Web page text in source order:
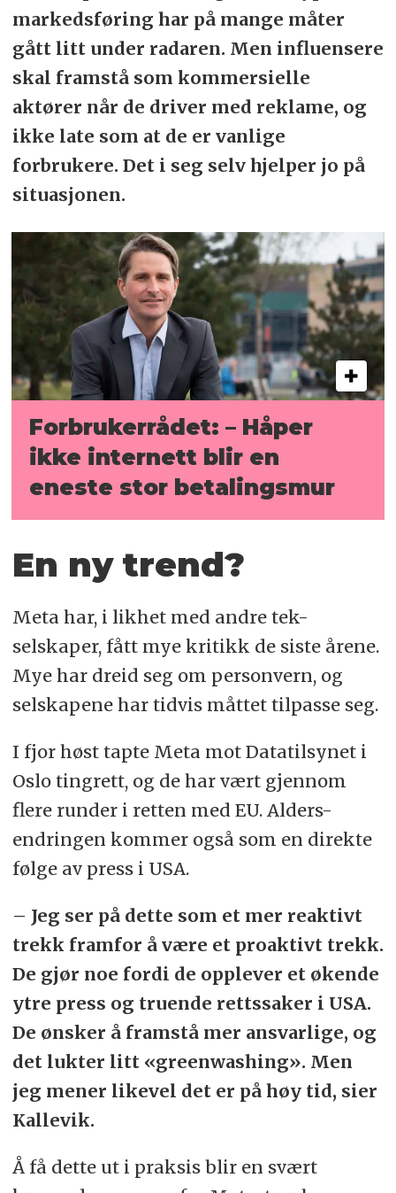
markedsføring har på mange måter
gått litt under radaren. Men influensere
skal framstå som kommersielle
aktører når de driver med reklame, og
ikke late som at de er vanlige
forbrukere. Det i seg selv hjelper jo på
situasjonen.
Forbrukerrådet: – Håper
ikke internett blir en
eneste stor betalingsmur
En ny trend?
Meta har, i likhet med andre tek-
selskaper, fått mye kritikk de siste årene.
Mye har dreid seg om personvern, og
selskapene har tidvis måttet tilpasse seg.
I fjor høst tapte Meta mot Datatilsynet i
Oslo tingrett, og de har vært gjennom
flere runder i retten med EU. Alders-
endringen kommer også som en direkte
følge av press i USA.
– Jeg ser på dette som et mer reaktivt
trekk framfor å være et proaktivt trekk.
De gjør noe fordi de opplever et økende
ytre press og truende rettssaker i USA.
De ønsker å framstå mer ansvarlige, og
det lukter litt «greenwashing». Men
jeg mener likevel det er på høy tid, sier
Kallevik.
Å få dette ut i praksis blir en svært